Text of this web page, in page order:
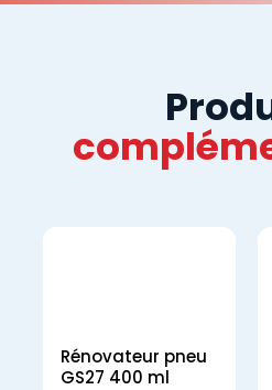
Rénovateur pneu
GS27 400 ml